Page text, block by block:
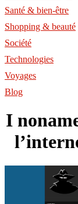
Santé & bien-être
Shopping & beauté
Société
Technologies
Voyages
Blog
I